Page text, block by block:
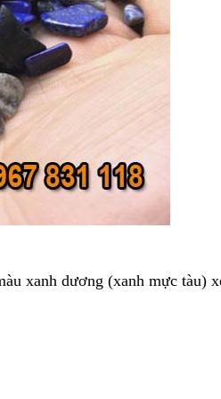
xanh dương (xanh mực tàu)